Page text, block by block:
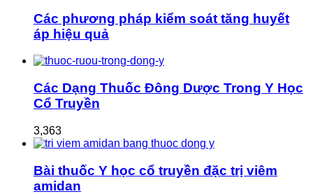
Các phương pháp kiểm soát tăng huyết
áp hiệu quả
Các Dạng Thuốc Đông Dược Trong Y Học
Cổ Truyền
3,363
Bài thuốc Y học cổ truyền đặc trị viêm
amidan